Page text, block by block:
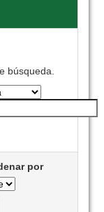
búsqueda.
por